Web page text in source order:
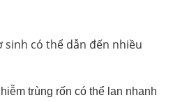
có thể dẫn đến nhiều
trùng rốn có thể lan nhanh